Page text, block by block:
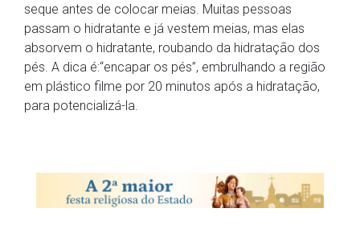
seque antes de colocar meias. Muitas pessoas
passam o hidratante e já vestem meias, mas elas
absorvem o hidratante, roubando da hidratação dos
pés. A dica é:“encapar os pés”, embrulhando a região
em plástico filme por 20 minutos após a hidratação,
para potencializá-la.